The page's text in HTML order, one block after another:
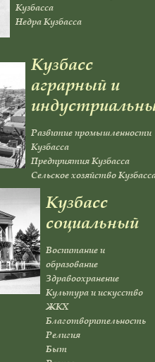
Кузбасса
Недра Кузбасса
Кузбасс
аграрный и
Развитие промышленности
Кузбасса
Предприятия Кузбасса
Сельское хозяйство
Кузбасс
социальный
Воспитание и
образование
Здравоохранение
Культура и искусство
ЖКХ
Благотворительность
Религия
Быт